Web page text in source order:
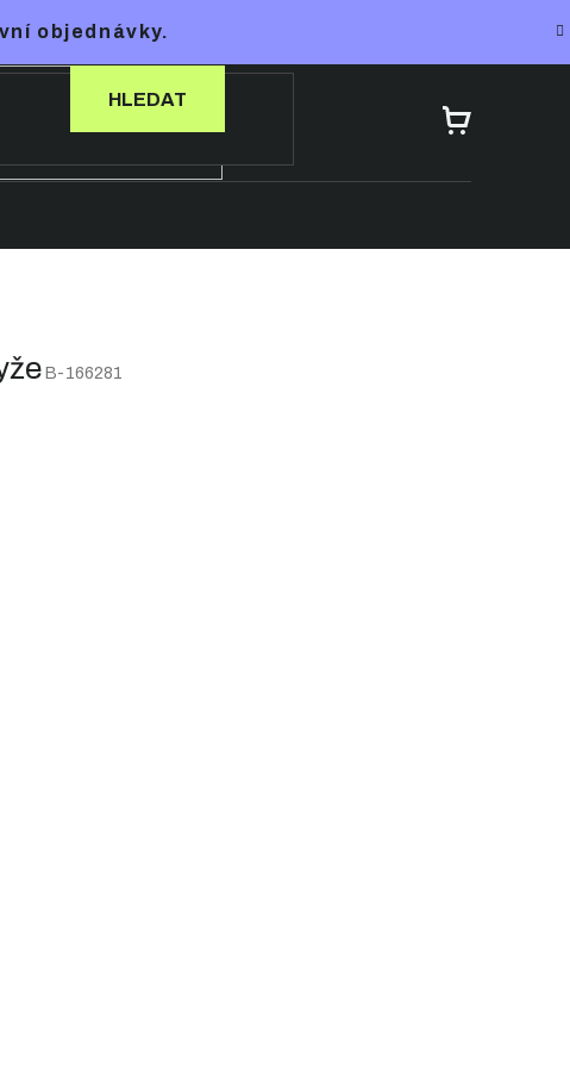
objednávky.
HLEDAT
NÁKUPNÍ
B-166281